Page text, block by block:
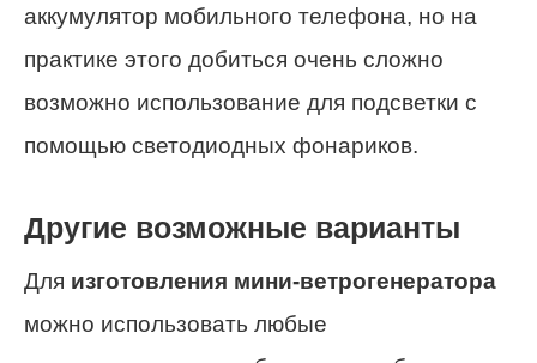
аккумулятор мобильного телефона, но на
практике этого добиться очень сложно
возможно использование для подсветки с
помощью светодиодных фонариков.
Другие возможные варианты
Для изготовления мини-ветрогенератора
можно использовать любые